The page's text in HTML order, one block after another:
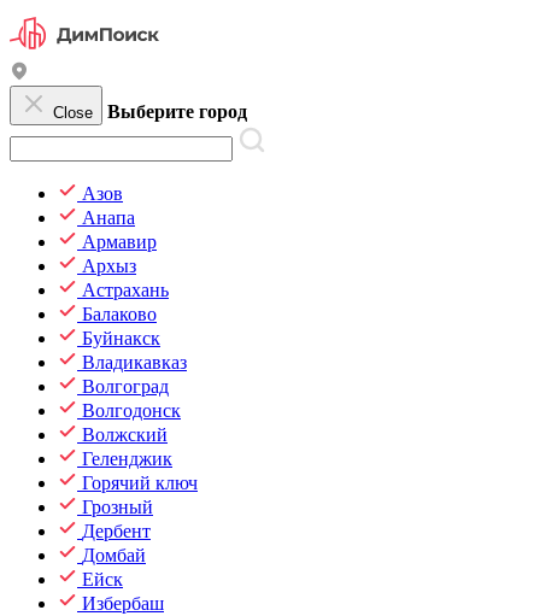
Close Выберите город
Азов
Анапа
Армавир
Архыз
Астрахань
Балаково
Буйнакск
Владикавказ
Волгоград
Волгодонск
Волжский
Геленджик
Горячий ключ
Грозный
Дербент
Домбай
Ейск
Избербаш